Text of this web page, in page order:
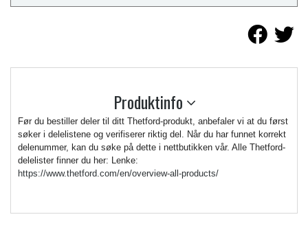
Produktinfo
Før du bestiller deler til ditt Thetford-produkt, anbefaler vi at du først
søker i delelistene og verifiserer riktig del. Når du har funnet korrekt
delenummer, kan du søke på dette i nettbutikken vår. Alle Thetford-
delelister finner du her: Lenke:
https://www.thetford.com/en/overview-all-products/